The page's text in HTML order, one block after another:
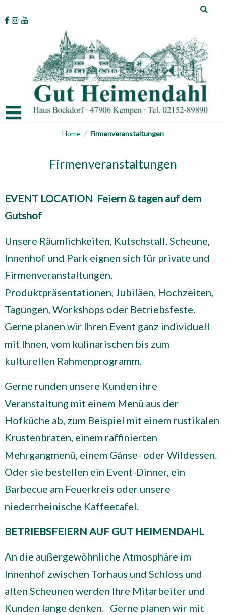
to
content
Home / Firmenveranstaltungen
Firmenveranstaltungen
EVENT LOCATION Feiern & tagen auf dem
Gutshof
Unsere Räumlichkeiten, Kutschstall, Scheune,
Innenhof und Park eignen sich für private und
Firmenveranstaltungen,
Produktpräsentationen, Jubiläen, Hochzeiten,
Tagungen, Workshops oder Betriebsfeste.
Gerne planen wir Ihren Event ganz individuell
mit Ihnen, vom kulinarischen bis zum
kulturellen Rahmenprogramm.
Gerne runden unsere Kunden ihre
Veranstaltung mit einem Menü aus der
Hofküche ab, zum Beispiel mit einem rustikalen
Krustenbraten, einem raffinierten
Mehrgangmenü, einem Gänse- oder Wildessen.
Oder sie bestellen ein Event-Dinner, ein
Barbecue am Feuerkreis oder unsere
niederrheinische Kaffeetafel.
BETRIEBSFEIERN AUF GUT HEIMENDAHL
An die außergewöhnliche Atmosphäre im
Innenhof zwischen Torhaus und Schloss und
alten Scheunen werden Ihre Mitarbeiter und
Kunden lange denken. Gerne planen wir mit